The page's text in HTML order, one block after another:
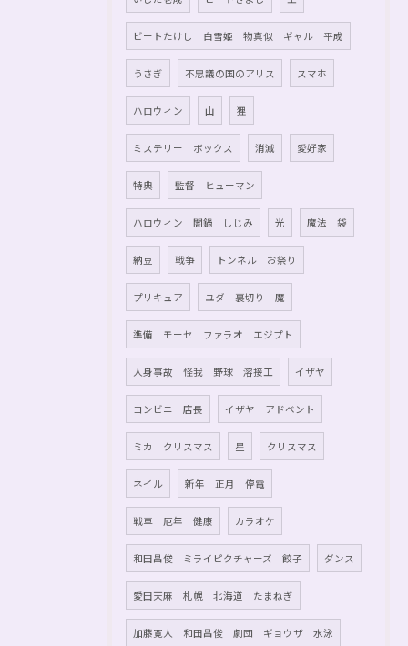
ビートたけし 白雪姫 物真似 ギャル 平成
うさぎ 不思議の国のアリス スマホ
ハロウィン 山 狸
ミステリー ボックス 消滅 愛好家
特典 監督 ヒューマン
ハロウィン 闇鍋 しじみ 光 魔法 袋
納豆 戦争 トンネル お祭り
プリキュア ユダ 裏切り 魔
準備 モーセ ファラオ エジプト
人身事故 怪我 野球 溶接工 イザヤ
コンビニ 店長 イザヤ アドベント
ミカ クリスマス 星 クリスマス
ネイル 新年 正月 停電
戦車 厄年 健康 カラオケ
和田昌俊 ミライピクチャーズ 餃子 ダンス
愛田天麻 札幌 北海道 たまねぎ
加藤寛人 和田昌俊 劇団 ギョウザ 水泳